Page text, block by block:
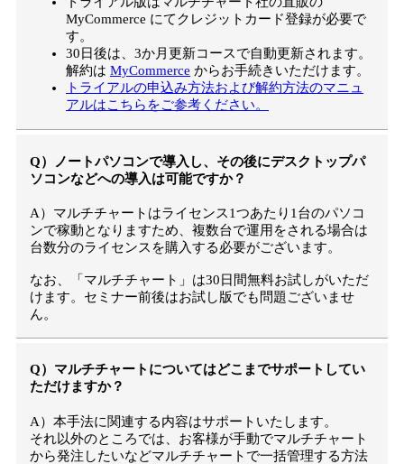
MyCommerce にてクレジットカード登録が必要で
す。
30日後は、3か月更新コースで自動更新されます。
解約は MyCommerce からお手続きいただけます。
トライアルの申込み方法および解約方法のマニュ
アルはこちらをご参考ください。
Q）ノートパソコンで導入し、その後にデスクトップパ
ソコンなどへの導入は可能ですか？
A）マルチチャートはライセンス1つあたり1台のパソコ
ンで稼動となりますため、複数台で運用をされる場合は
台数分のライセンスを購入する必要がございます。
なお、「マルチチャート」は30日間無料お試しがいただ
けます。セミナー前後はお試し版でも問題ございませ
ん。
Q）マルチチャートについてはどこまでサポートしてい
ただけますか？
A）本手法に関連する内容はサポートいたします。
それ以外のところでは、お客様が手動でマルチチャート
から発注したいなどマルチチャートで一括管理する方法